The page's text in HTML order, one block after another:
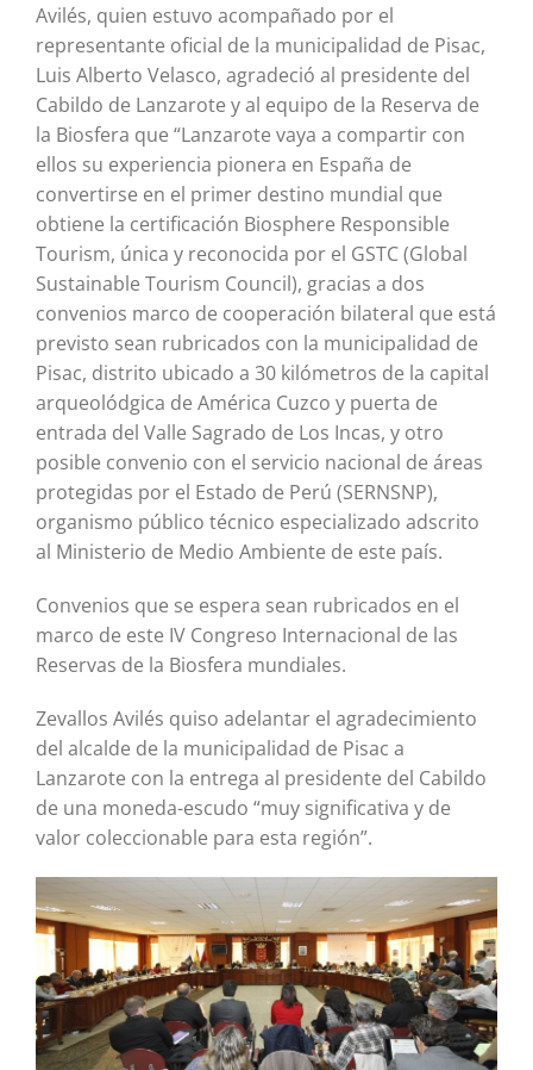
Avilés, quien estuvo acompañado por el
representante oficial de la municipalidad de Pisac,
Luis Alberto Velasco, agradeció al presidente del
Cabildo de Lanzarote y al equipo de la Reserva de
la Biosfera que “Lanzarote vaya a compartir con
ellos su experiencia pionera en España de
convertirse en el primer destino mundial que
obtiene la certificación Biosphere Responsible
Tourism, única y reconocida por el GSTC (Global
Sustainable Tourism Council), gracias a dos
convenios marco de cooperación bilateral que está
previsto sean rubricados con la municipalidad de
Pisac, distrito ubicado a 30 kilómetros de la capital
arqueolódgica de América Cuzco y puerta de
entrada del Valle Sagrado de Los Incas, y otro
posible convenio con el servicio nacional de áreas
protegidas por el Estado de Perú (SERNSNP),
organismo público técnico especializado adscrito
al Ministerio de Medio Ambiente de este país.
Convenios que se espera sean rubricados en el
marco de este IV Congreso Internacional de las
Reservas de la Biosfera mundiales.
Zevallos Avilés quiso adelantar el agradecimiento
del alcalde de la municipalidad de Pisac a
Lanzarote con la entrega al presidente del Cabildo
de una moneda-escudo “muy significativa y de
valor coleccionable para esta región”.